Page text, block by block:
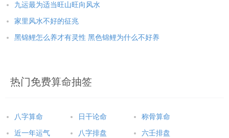
女人打喷嚏，说男朋友在想你。
女人打了四个喷嚏，说眼里只有对方。
女人打五个喷嚏，说没有对方的世界活不下去。
女人打了六个喷嚏，说男朋友心里只有你没有她。
九运最为适当旺山旺向风水
家里风水不好的征兆
黑锦鲤怎么养才有灵性 黑色锦鲤为什么不好养
热门免费算命抽签
八字算命 日干论命 称骨算命
近一年运气 八字排盘 六壬排盘